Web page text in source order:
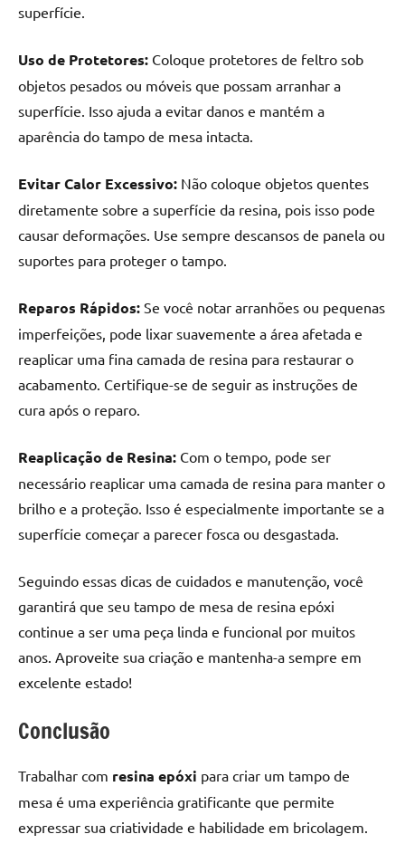
superfície.
Uso de Protetores: Coloque protetores de feltro sob
objetos pesados ou móveis que possam arranhar a
superfície. Isso ajuda a evitar danos e mantém a
aparência do tampo de mesa intacta.
Evitar Calor Excessivo: Não coloque objetos quentes
diretamente sobre a superfície da resina, pois isso pode
causar deformações. Use sempre descansos de panela ou
suportes para proteger o tampo.
Reparos Rápidos: Se você notar arranhões ou pequenas
imperfeições, pode lixar suavemente a área afetada e
reaplicar uma fina camada de resina para restaurar o
acabamento. Certifique-se de seguir as instruções de
cura após o reparo.
Reaplicação de Resina: Com o tempo, pode ser
necessário reaplicar uma camada de resina para manter o
brilho e a proteção. Isso é especialmente importante se a
superfície começar a parecer fosca ou desgastada.
Seguindo essas dicas de cuidados e manutenção, você
garantirá que seu tampo de mesa de resina epóxi
continue a ser uma peça linda e funcional por muitos
anos. Aproveite sua criação e mantenha-a sempre em
excelente estado!
Conclusão
Trabalhar com resina epóxi para criar um tampo de
mesa é uma experiência gratificante que permite
expressar sua criatividade e habilidade em bricolagem.